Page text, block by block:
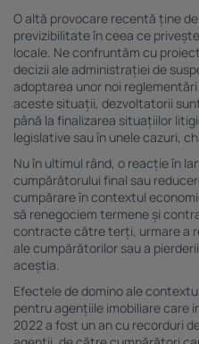
O altă provocare recentă ține
previzibilitate în ceea ce
locale. Ne confruntăm cu
decizii ale administrației de
adoptarea unor noi
aceste situații, dezvoltatorii
până la finalizarea situațiilor
legislative sau în unele cazuri,
Nu în ultimul rând, o reacție în
cumpărătorului final sau
cumpărare în contextul
să renegociem termene și
contracte către terți, urmare a
ale cumpărătorilor sau a
aceștia.
Efectele de domino ale
pentru agențiile imobiliare care
2022 a fost un an cu recorduri